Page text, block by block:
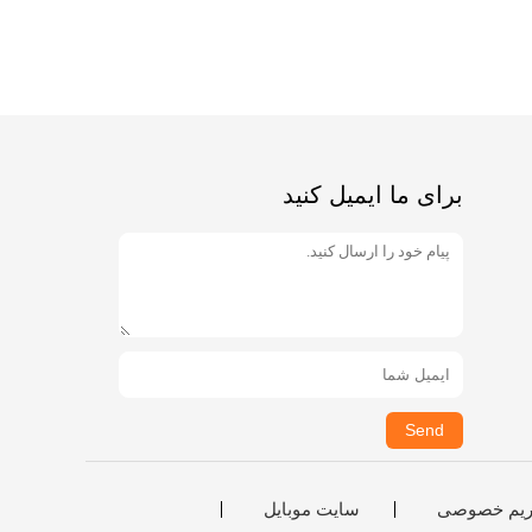
برای ما ایمیل کنید
Send
خصوصی سایت موبایل